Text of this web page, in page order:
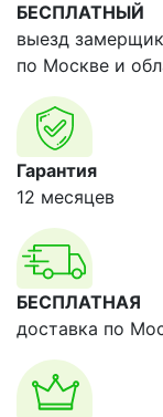
БЕСПЛАТНЫЙ
выезд
по Москве и
Гарантия
12 месяцев
БЕСПЛАТНАЯ
доставка по